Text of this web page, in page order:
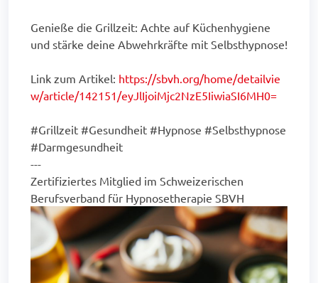
Genieße die Grillzeit: Achte auf Küchenhygiene
und stärke deine Abwehrkräfte mit Selbsthypnose!
Link zum Artikel: https://sbvh.org/home/detailvie
w/article/142151/eyJlIjoiMjc2NzE5IiwiaSI6MH0=
#Grillzeit #Gesundheit #Hypnose #Selbsthypnose
#Darmgesundheit
---
Zertifiziertes Mitglied im Schweizerischen
Berufsverband für Hypnosetherapie SBVH